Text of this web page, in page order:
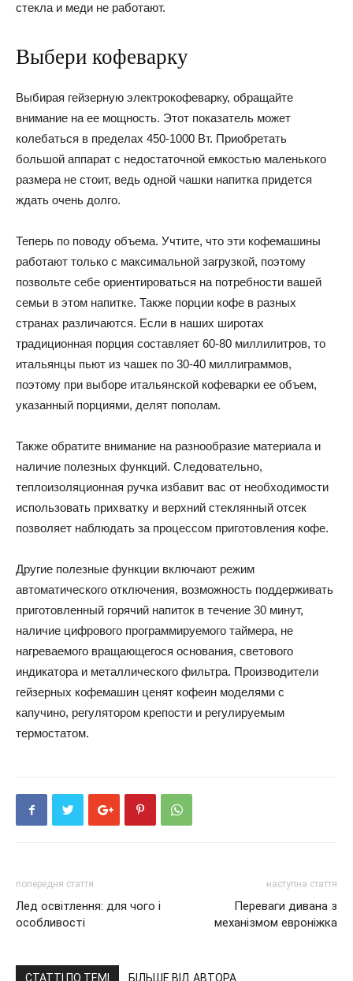
стекла и меди не работают.
Выбери кофеварку
Выбирая гейзерную электрокофеварку, обращайте
внимание на ее мощность. Этот показатель может
колебаться в пределах 450-1000 Вт. Приобретать
большой аппарат с недостаточной емкостью маленького
размера не стоит, ведь одной чашки напитка придется
ждать очень долго.
Теперь по поводу объема. Учтите, что эти кофемашины
работают только с максимальной загрузкой, поэтому
позвольте себе ориентироваться на потребности вашей
семьи в этом напитке. Также порции кофе в разных
странах различаются. Если в наших широтах
традиционная порция составляет 60-80 миллилитров, то
итальянцы пьют из чашек по 30-40 миллиграммов,
поэтому при выборе итальянской кофеварки ее объем,
указанный порциями, делят пополам.
Также обратите внимание на разнообразие материала и
наличие полезных функций. Следовательно,
теплоизоляционная ручка избавит вас от необходимости
использовать прихватку и верхний стеклянный отсек
позволяет наблюдать за процессом приготовления кофе.
Другие полезные функции включают режим
автоматического отключения, возможность поддерживать
приготовленный горячий напиток в течение 30 минут,
наличие цифрового программируемого таймера, не
нагреваемого вращающегося основания, светового
индикатора и металлического фильтра. Производители
гейзерных кофемашин ценят кофеин моделями с
капучино, регулятором крепости и регулируемым
термостатом.
попередня стаття
Лед освітлення: для чого і
особливості
наступна стаття
Переваги дивана з
механізмом евроніжка
СТАТТІ ПО ТЕМІ БІЛЬШЕ ВІД АВТОРА